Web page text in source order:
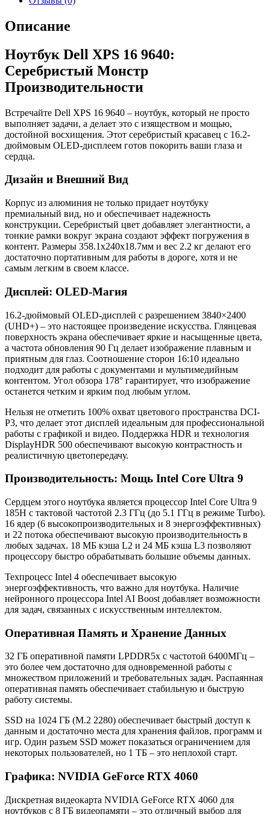
OLED,
Intel
Ultra
9
185H,
LPDDR5x
32ГБ,
1024ГБ,
NVIDIA
GeForce
RTX
4060
ноутбуков
серебристый
(9640-
9360)
Описание
Ноутбук Dell XPS 16 9640:
Серебристый Монстр
Производительности
Встречайте Dell XPS 16 9640 – ноутбук, который не просто
выполняет задачи, а делает это с изяществом и мощью,
достойной восхищения. Этот серебристый красавец с 16.2-
дюймовым OLED-дисплеем готов покорить ваши глаза и
сердца.
Дизайн и Внешний Вид
Корпус из алюминия не только придает ноутбуку
премиальный вид, но и обеспечивает надежность
конструкции. Серебристый цвет добавляет элегантности, а
тонкие рамки вокруг экрана создают эффект погружения в
контент. Размеры 358.1x240x18.7мм и вес 2.2 кг делают его
достаточно портативным для работы в дороге, хотя и не
самым легким в своем классе.
Дисплей: OLED-Магия
16.2-дюймовый OLED-дисплей с разрешением 3840×2400
(UHD+) – это настоящее произведение искусства. Глянцевая
поверхность экрана обеспечивает яркие и насыщенные цвета,
а частота обновления 90 Гц делает изображение плавным и
приятным для глаз. Соотношение сторон 16:10 идеально
подходит для работы с документами и мультимедийным
контентом. Угол обзора 178° гарантирует, что изображение
останется четким и ярким под любым углом.
Нельзя не отметить 100% охват цветового пространства DCI-
P3, что делает этот дисплей идеальным для профессиональной
работы с графикой и видео. Поддержка HDR и технология
DisplayHDR 500 обеспечивают высокую контрастность и
реалистичную цветопередачу.
Производительность: Мощь Intel Core Ultra 9
Сердцем этого ноутбука является процессор Intel Core Ultra 9
185H с тактовой частотой 2.3 ГГц (до 5.1 ГГц в режиме Turbo).
16 ядер (6 высокопроизводительных и 8 энергоэффективных)
и 22 потока обеспечивают высокую производительность в
любых задачах. 18 МБ кэша L2 и 24 МБ кэша L3 позволяют
процессору быстро обрабатывать большие объемы данных.
Техпроцесс Intel 4 обеспечивает высокую
энергоэффективность, что важно для ноутбука. Наличие
нейронного процессора Intel AI Boost добавляет возможности
для задач, связанных с искусственным интеллектом.
Оперативная Память и Хранение Данных
32 ГБ оперативной памяти LPDDR5x с частотой 6400МГц –
это более чем достаточно для одновременной работы с
множеством приложений и требовательных задач. Распаянная
оперативная память обеспечивает стабильную и быструю
работу системы.
SSD на 1024 ГБ (M.2 2280) обеспечивает быстрый доступ к
данным и достаточно места для хранения файлов, программ и
игр. Один разъем SSD может показаться ограничением для
некоторых пользователей, но 1 ТБ – это неплохой старт.
Графика: NVIDIA GeForce RTX 4060
Дискретная видеокарта NVIDIA GeForce RTX 4060 для
ноутбуков с 8 ГБ видеопамяти – это отличный выбор для